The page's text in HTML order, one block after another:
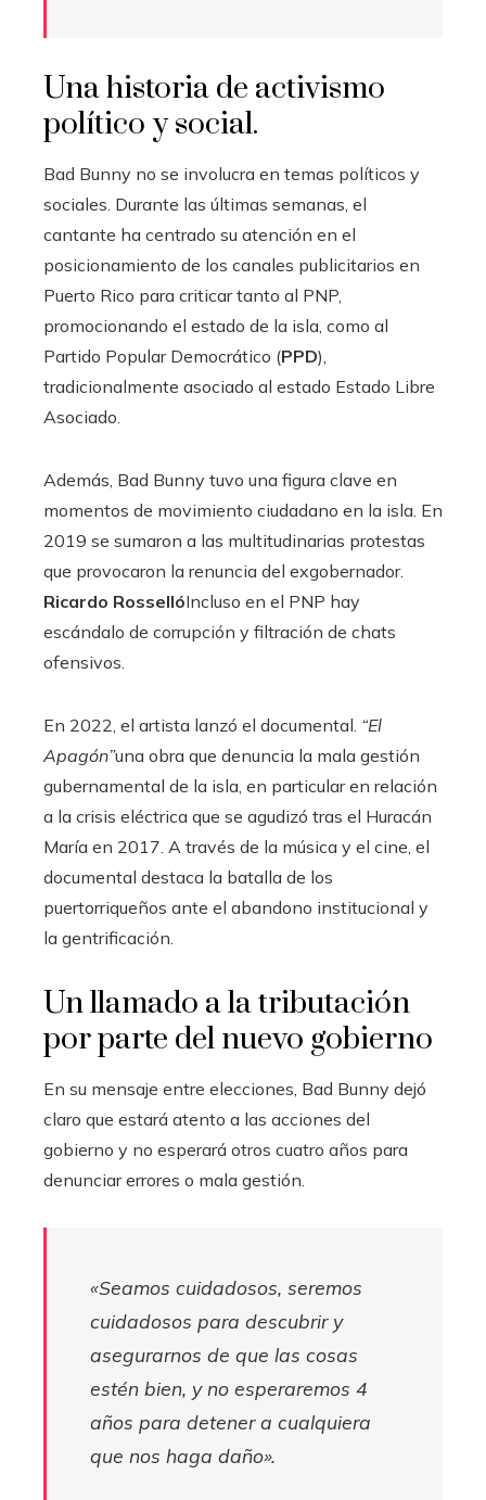
Una historia de activismo
político y social.
Bad Bunny no se involucra en temas políticos y
sociales. Durante las últimas semanas, el
cantante ha centrado su atención en el
posicionamiento de los canales publicitarios en
Puerto Rico para criticar tanto al PNP,
promocionando el estado de la isla, como al
Partido Popular Democrático (PPD),
tradicionalmente asociado al estado Estado Libre
Asociado.
Además, Bad Bunny tuvo una figura clave en
momentos de movimiento ciudadano en la isla. En
2019 se sumaron a las multitudinarias protestas
que provocaron la renuncia del exgobernador.
Ricardo RossellóIncluso en el PNP hay
escándalo de corrupción y filtración de chats
ofensivos.
En 2022, el artista lanzó el documental. “El
Apagón”una obra que denuncia la mala gestión
gubernamental de la isla, en particular en relación
a la crisis eléctrica que se agudizó tras el Huracán
María en 2017. A través de la música y el cine, el
documental destaca la batalla de los
puertorriqueños ante el abandono institucional y
la gentrificación.
Un llamado a la tributación
por parte del nuevo gobierno
En su mensaje entre elecciones, Bad Bunny dejó
claro que estará atento a las acciones del
gobierno y no esperará otros cuatro años para
denunciar errores o mala gestión.
«Seamos cuidadosos, seremos
cuidadosos para descubrir y
asegurarnos de que las cosas
estén bien, y no esperaremos 4
años para detener a cualquiera
que nos haga daño».